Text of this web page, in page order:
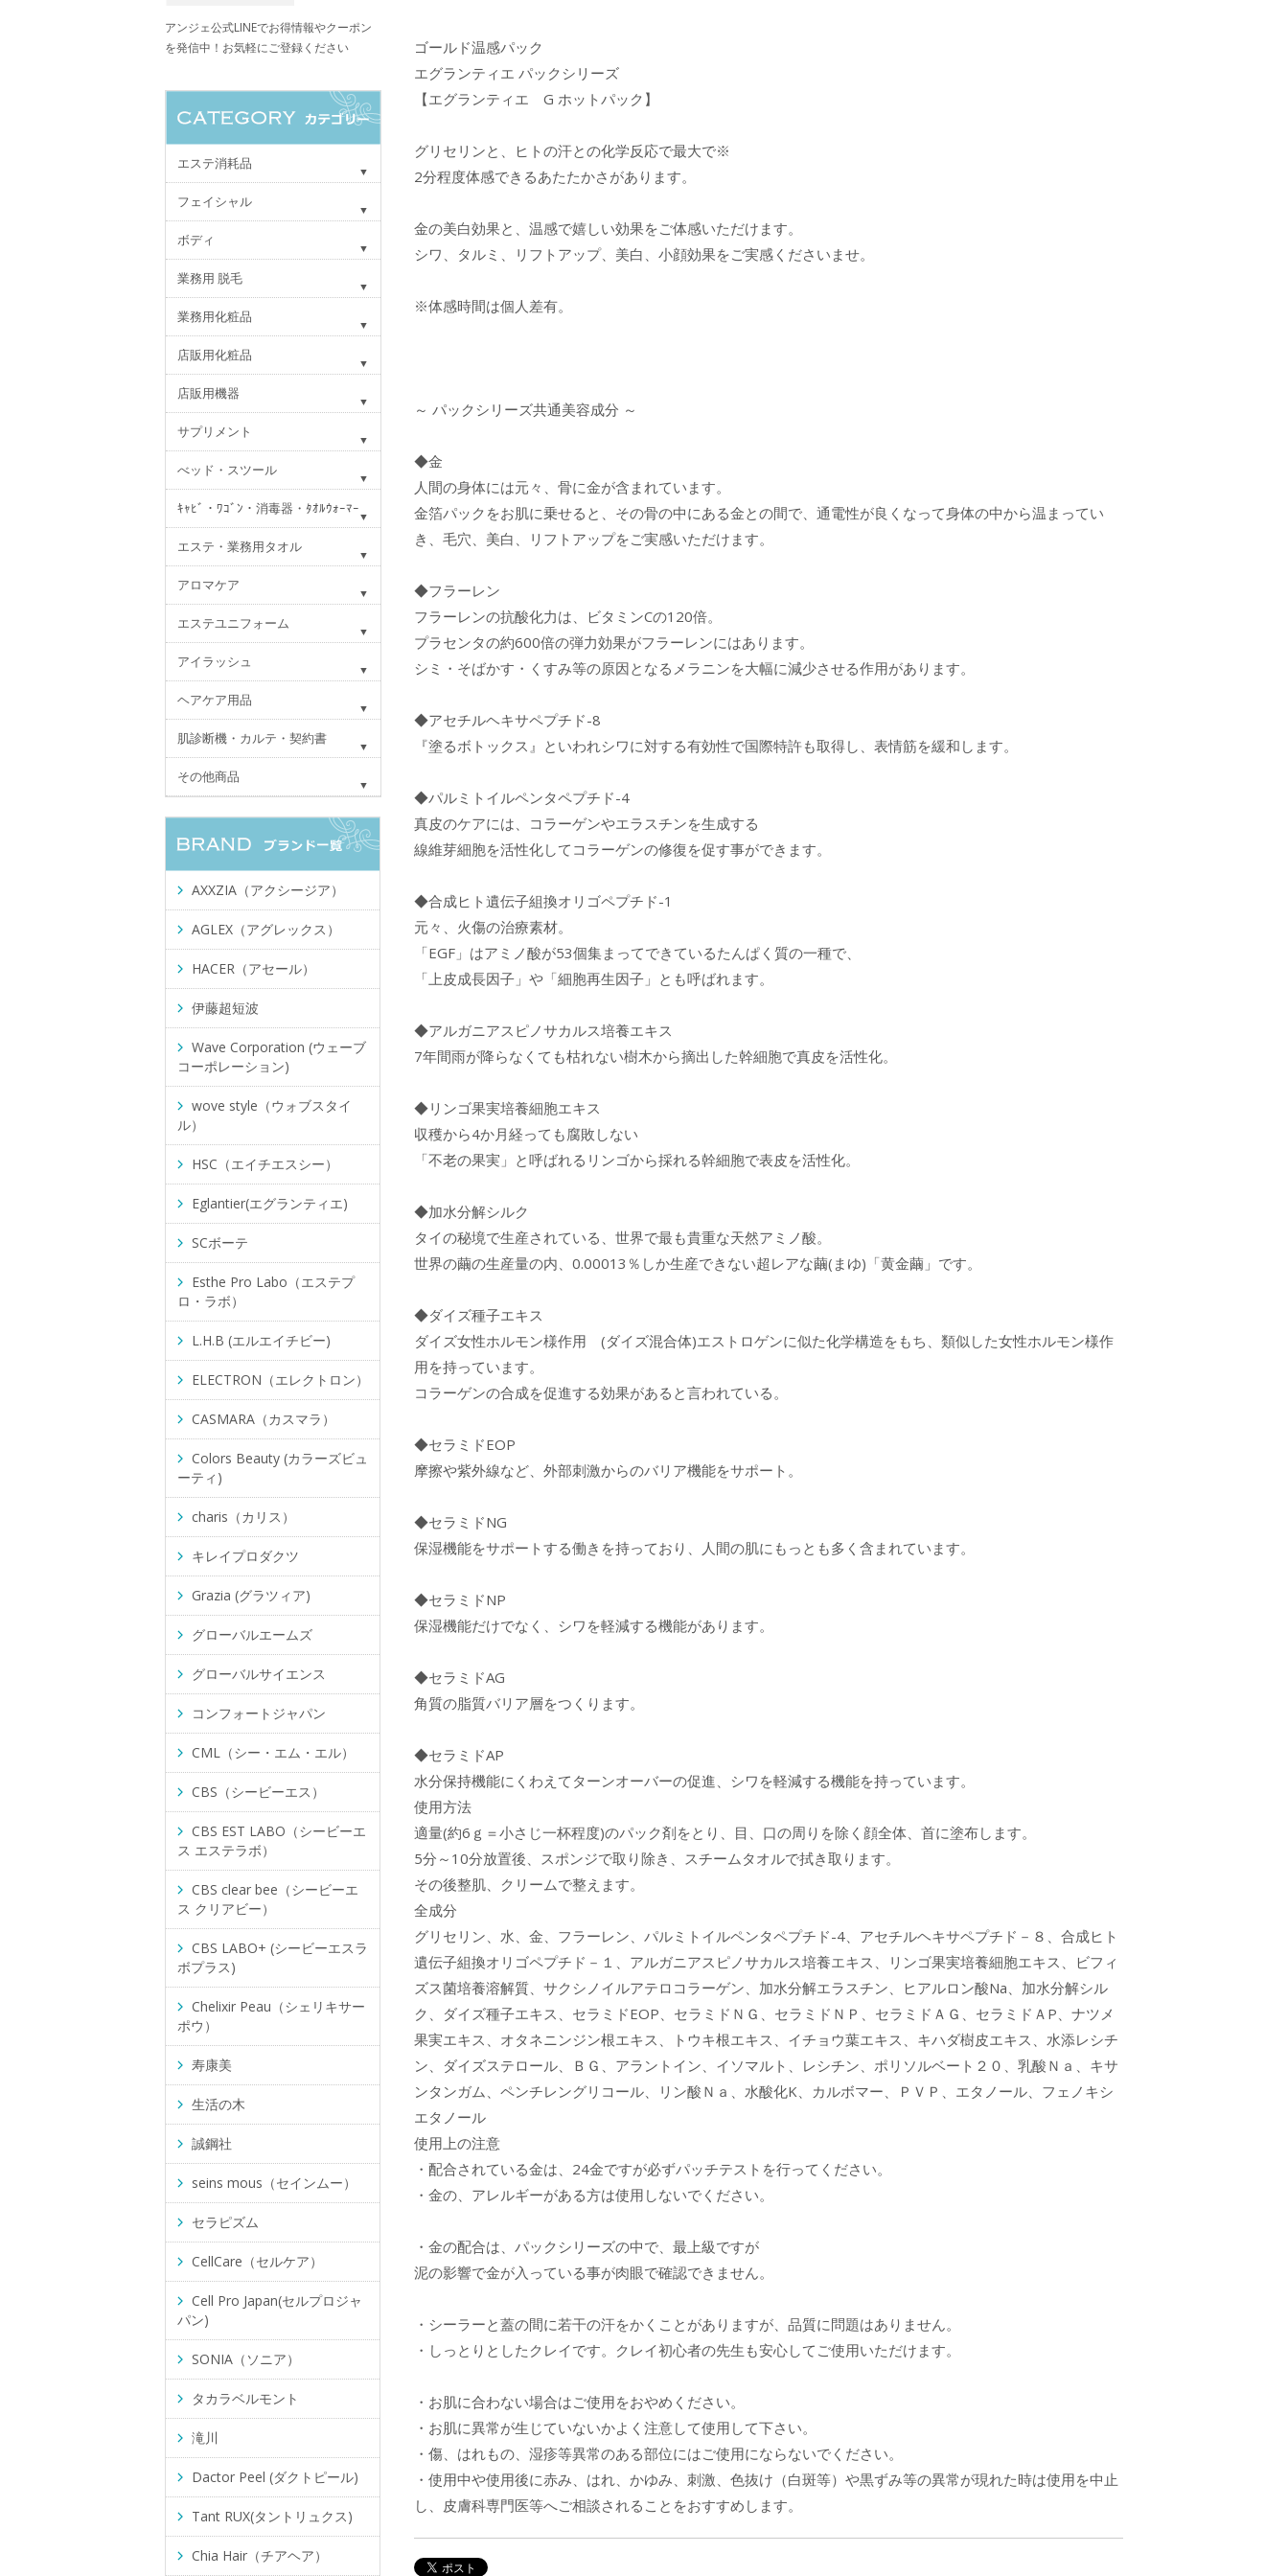
ゴールド温感パック
エグランティエ パックシリーズ
【エグランティエ G ホットパック】
グリセリンと、ヒトの汗との化学反応で最大で※
2分程度体感できるあたたかさがあります。
金の美白効果と、温感で嬉しい効果をご体感いただけます。
シワ、タルミ、リフトアップ、美白、小顔効果をご実感くださいませ。
※体感時間は個人差有。
～ パックシリーズ共通美容成分 ～
◆金
人間の身体には元々、骨に金が含まれています。
金箔パックをお肌に乗せると、その骨の中にある金との間で、通電性が良くなって身体の中から温まってい
き、毛穴、美白、リフトアップをご実感いただけます。
◆フラーレン
フラーレンの抗酸化力は、ビタミンCの120倍。
プラセンタの約600倍の弾力効果がフラーレンにはあります。
シミ・そばかす・くすみ等の原因となるメラニンを大幅に減少させる作用があります。
◆アセチルヘキサペプチド-8
『塗るボトックス』といわれシワに対する有効性で国際特許も取得し、表情筋を緩和します。
◆パルミトイルペンタペプチド-4
真皮のケアには、コラーゲンやエラスチンを生成する
線維芽細胞を活性化してコラーゲンの修復を促す事ができます。
◆合成ヒト遺伝子組換オリゴペプチド-1
元々、火傷の治療素材。
「EGF」はアミノ酸が53個集まってできているたんぱく質の一種で、
「上皮成長因子」や「細胞再生因子」とも呼ばれます。
◆アルガニアスピノサカルス培養エキス
7年間雨が降らなくても枯れない樹木から摘出した幹細胞で真皮を活性化。
◆リンゴ果実培養細胞エキス
収穫から4か月経っても腐敗しない
「不老の果実」と呼ばれるリンゴから採れる幹細胞で表皮を活性化。
◆加水分解シルク
タイの秘境で生産されている、世界で最も貴重な天然アミノ酸。
世界の繭の生産量の内、0.00013％しか生産できない超レアな繭(まゆ)「黄金繭」です。
◆ダイズ種子エキス
ダイズ女性ホルモン様作用 (ダイズ混合体)エストロゲンに似た化学構造をもち、類似した女性ホルモン様作
用を持っています。
コラーゲンの合成を促進する効果があると言われている。
◆セラミドEOP
摩擦や紫外線など、外部刺激からのバリア機能をサポート。
◆セラミドNG
保湿機能をサポートする働きを持っており、人間の肌にもっとも多く含まれています。
◆セラミドNP
保湿機能だけでなく、シワを軽減する機能があります。
◆セラミドAG
角質の脂質バリア層をつくります。
◆セラミドAP
水分保持機能にくわえてターンオーバーの促進、シワを軽減する機能を持っています。
使用方法
適量(約6ｇ＝小さじ一杯程度)のパック剤をとり、目、口の周りを除く顔全体、首に塗布します。
5分～10分放置後、スポンジで取り除き、スチームタオルで拭き取ります。
その後整肌、クリームで整えます。
全成分
グリセリン、水、金、フラーレン、パルミトイルペンタペプチド-4、アセチルヘキサペプチド－８、合成ヒト
遺伝子組換オリゴペプチド－１、アルガニアスピノサカルス培養エキス、リンゴ果実培養細胞エキス、ビフィ
ズス菌培養溶解質、サクシノイルアテロコラーゲン、加水分解エラスチン、ヒアルロン酸Na、加水分解シル
ク、ダイズ種子エキス、セラミドEOP、セラミドＮＧ、セラミドＮＰ、セラミドＡＧ、セラミドＡP、ナツメ
果実エキス、オタネニンジン根エキス、トウキ根エキス、イチョウ葉エキス、キハダ樹皮エキス、水添レシチ
ン、ダイズステロール、ＢＧ、アラントイン、イソマルト、レシチン、ポリソルベート２０、乳酸Ｎａ、キサ
ンタンガム、ペンチレングリコール、リン酸Ｎａ、水酸化K、カルボマー、ＰＶＰ、エタノール、フェノキシ
エタノール
使用上の注意
・配合されている金は、24金ですが必ずパッチテストを行ってください。
・金の、アレルギーがある方は使用しないでください。
・金の配合は、パックシリーズの中で、最上級ですが
泥の影響で金が入っている事が肉眼で確認できません。
・シーラーと蓋の間に若干の汗をかくことがありますが、品質に問題はありません。
・しっとりとしたクレイです。クレイ初心者の先生も安心してご使用いただけます。
・お肌に合わない場合はご使用をおやめください。
・お肌に異常が生じていないかよく注意して使用して下さい。
・傷、はれもの、湿疹等異常のある部位にはご使用にならないでください。
・使用中や使用後に赤み、はれ、かゆみ、刺激、色抜け（白斑等）や黒ずみ等の異常が現れた時は使用を中止
し、皮膚科専門医等へご相談されることをおすすめします。
アンジェ公式LINEでお得情報やクーポン
を発信中！お気軽にご登録ください
エステ消耗品
フェイシャル
ボディ
業務用 脱毛
業務用化粧品
店販用化粧品
店販用機器
サプリメント
べッド・スツール
ｷｬﾋﾞ・ﾜｺﾞﾝ・消毒器・ﾀｵﾙｳｫｰﾏｰ
エステ・業務用タオル
アロマケア
エステユニフォーム
アイラッシュ
ヘアケア用品
肌診断機・カルテ・契約書
その他商品
AXXZIA（アクシージア）
AGLEX（アグレックス）
HACER（アセール）
伊藤超短波
Wave Corporation (ウェーブ
コーポレーション)
wove style（ウォブスタイ
ル）
HSC（エイチエスシー）
Eglantier(エグランティエ)
SCボーテ
Esthe Pro Labo（エステプ
ロ・ラボ）
L.H.B (エルエイチビー)
ELECTRON（エレクトロン）
CASMARA（カスマラ）
Colors Beauty (カラーズビュ
ーティ)
charis（カリス）
キレイプロダクツ
Grazia (グラツィア)
グローバルエームズ
グローバルサイエンス
コンフォートジャパン
CML（シー・エム・エル）
CBS（シービーエス）
CBS EST LABO（シービーエ
ス エステラボ）
CBS clear bee（シービーエ
ス クリアビー）
CBS LABO+ (シービーエスラ
ボプラス)
Chelixir Peau（シェリキサー
ポウ）
寿康美
生活の木
誠鋼社
seins mous（セインムー）
セラピズム
CellCare（セルケア）
Cell Pro Japan(セルプロジャ
パン)
SONIA（ソニア）
タカラベルモント
滝川
Dactor Peel (ダクトピール)
Tant RUX(タントリュクス)
Chia Hair（チアヘア）